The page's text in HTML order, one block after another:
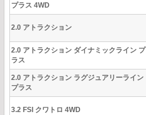
プラス 4WD
2.0 アトラクション
2.0 アトラクション ダイナミックライン プ
ラス
2.0 アトラクション ラグジュアリーライン
プラス
3.2 FSI クワトロ 4WD